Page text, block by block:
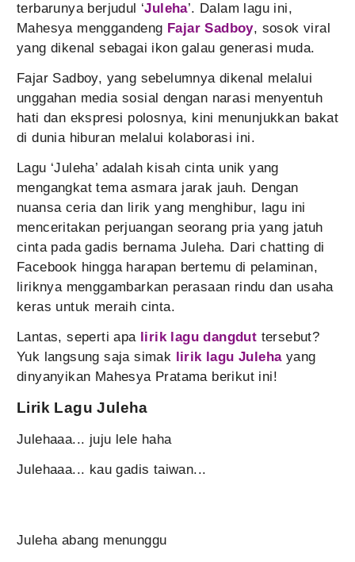
terbarunya berjudul ‘Juleha’. Dalam lagu ini,
Mahesya menggandeng Fajar Sadboy, sosok viral
yang dikenal sebagai ikon galau generasi muda.
Fajar Sadboy, yang sebelumnya dikenal melalui
unggahan media sosial dengan narasi menyentuh
hati dan ekspresi polosnya, kini menunjukkan bakat
di dunia hiburan melalui kolaborasi ini.
Lagu ‘Juleha’ adalah kisah cinta unik yang
mengangkat tema asmara jarak jauh. Dengan
nuansa ceria dan lirik yang menghibur, lagu ini
menceritakan perjuangan seorang pria yang jatuh
cinta pada gadis bernama Juleha. Dari chatting di
Facebook hingga harapan bertemu di pelaminan,
liriknya menggambarkan perasaan rindu dan usaha
keras untuk meraih cinta.
Lantas, seperti apa lirik lagu dangdut tersebut?
Yuk langsung saja simak lirik lagu Julehayang
dinyanyikan Mahesya Pratama berikut ini!
Lirik Lagu Juleha
Julehaaa... juju lele haha
Julehaaa... kau gadis taiwan...
Juleha abang menunggu